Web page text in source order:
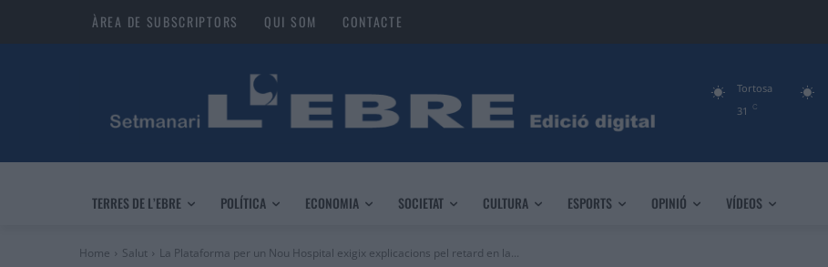
ÀREA DE SUBSCRIPTORS QUI SOM CONTACTE
31 C
Tortosa
TERRES DE L’EBRE POLÍTICA ECONOMIA SOCIETAT CULTURA ESPORTS OPINIÓ VÍDEOS
Home Salut La Plataforma per un Nou Hospital exigix explicacions pel retard en la...